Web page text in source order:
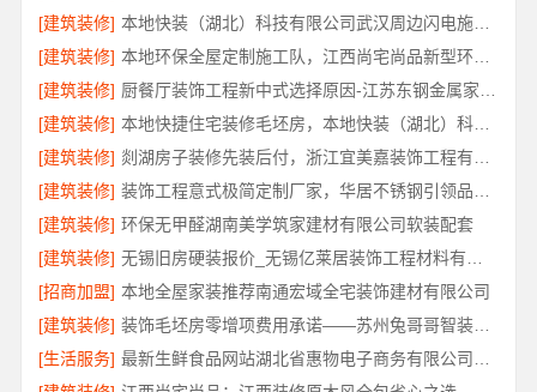
[建筑装修]
本地快装（湖北）科技有限公司武汉周边闪电施工一楼带院
[建筑装修]
本地环保全屋定制施工队，江西尚宅尚品新型环保材料有限公司为您提供服务
[建筑装修]
[建筑装修]
本地快捷住宅装修毛坯房，本地快装（湖北）科技有限公司省心落地
[建筑装修]
[建筑装修]
[建筑装修] 环保无甲醛湖南美学筑家建材有限公司软装配套
[建筑装修]
[招商加盟] 本地全屋家装推荐南通宏域全宅装饰建材有限公司
[建筑装修]
装饰毛坯房零增项费用承诺——苏州兔哥哥智装新材料有限公司
[生活服务]